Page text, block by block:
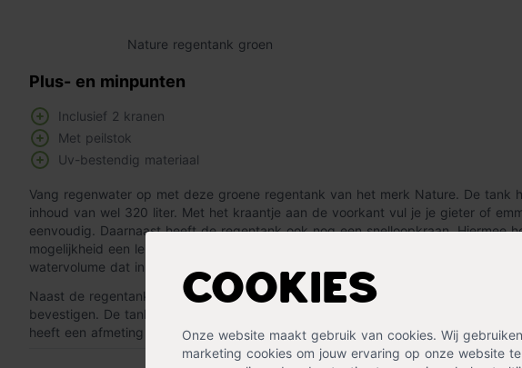
Cookies
Onze website maakt gebruik van cookies. Wij
marketing cookies om jouw ervaring op onze website
Nature regentank groen
Plus- en minpunten
Inclusief 2 kranen
Met peilstok
Uv-bestendig materiaal
Vang regenwater op met deze groene regentank van het merk Nature. De tank
inhoud van wel 320 liter. Met het kraantje aan de voorkant vul je je gieter of
eenvoudig. Daarnaast heeft de regentank ook nog een snelloopkraan. Hiermee
mogelijkheid een leiding aan te sluiten. Met de peilstok aan de voorkant meet je
watervolume dat in de tank zit.
Naast de regentank ontvang je ook alle accessoires om de tank aan de regenpijp
bevestigen. De tank is gemaakt van polyethyleen. Dit materiaal is uv-bestendig.
heeft een afmeting van 135 (h) x 40 (l)x 30 (b) centimeter.